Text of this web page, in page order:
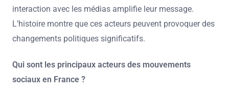
interaction avec les médias amplifie leur message.
L’histoire montre que ces acteurs peuvent provoquer des
changements politiques significatifs.
Qui sont les principaux acteurs des mouvements
sociaux en France ?